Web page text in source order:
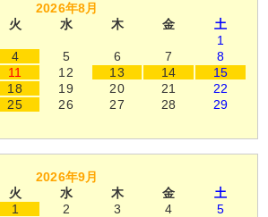
2026年8月
火 水 木 金
土
1
4 5 6 7
8
11 12 13 14
15
18 19 20 21
22
25 26 27 28
29
2026年9月
火 水 木 金
土
1
2 3 4
5